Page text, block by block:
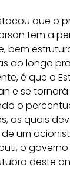
que o
tem a
bem
ao longo
é que o
e se
o
as quais
um
o
deste